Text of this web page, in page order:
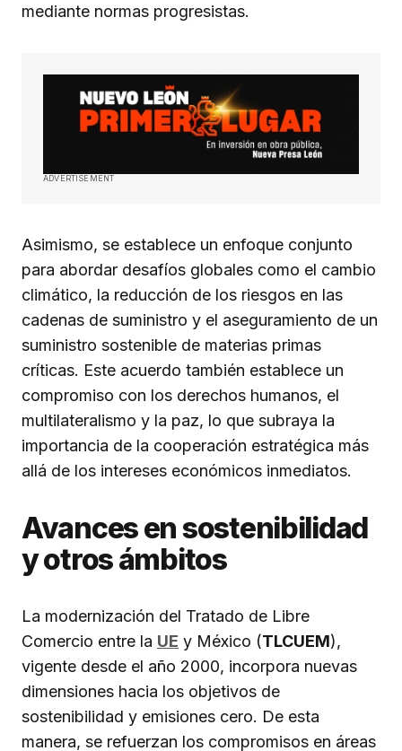
mediante normas progresistas.
ADVERTISEMENT
Asimismo, se establece un enfoque conjunto
para abordar desafíos globales como el cambio
climático, la reducción de los riesgos en las
cadenas de suministro y el aseguramiento de un
suministro sostenible de materias primas
críticas. Este acuerdo también establece un
compromiso con los derechos humanos, el
multilateralismo y la paz, lo que subraya la
importancia de la cooperación estratégica más
allá de los intereses económicos inmediatos.
Avances en sostenibilidad
y otros ámbitos
La modernización del Tratado de Libre
Comercio entre la UE y México (TLCUEM),
vigente desde el año 2000, incorpora nuevas
dimensiones hacia los objetivos de
sostenibilidad y emisiones cero. De esta
manera, se refuerzan los compromisos en áreas